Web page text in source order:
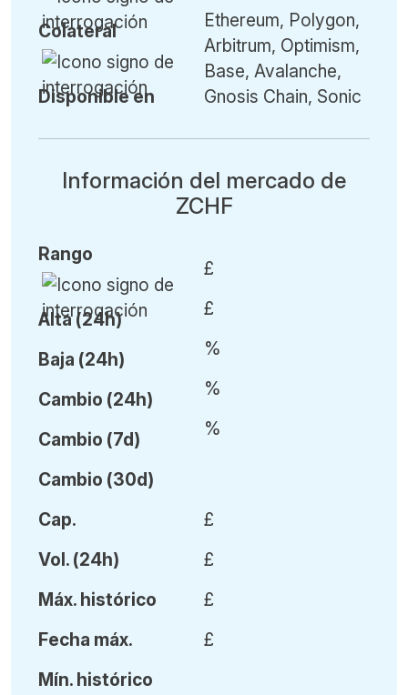
Colateral
Disponible en
Ethereum, Polygon,
Arbitrum, Optimism,
Base, Avalanche,
Gnosis Chain, Sonic
Información del mercado de
ZCHF
Rango
Alta (24h)
Baja (24h)
Cambio (24h)
Cambio (7d)
Cambio (30d)
£
£
%
%
%
Cap.
Vol. (24h)
Máx. histórico
Fecha máx.
Mín. histórico
£
£
£
£